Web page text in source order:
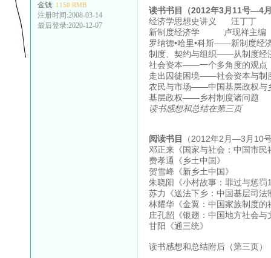
金钱: 1150 RMB
注册时间:2008-03-14
最后登录:2020-12-07
读书书目（2012年3月11号—4
经济学思想史讲义 汪丁丁
新制度经济学 卢现祥主编
罗纳德•哈里•科斯——新制度
制度、契约与组织——从制度经
社会资本——一个多角度的观点
走出囚徒困境——社会资本与制
农民与市场——中国基层政权
基层政权——乡村制度诸
读书感想和总结在第三页
阅读书目
（2012年2月—3月10
邓正来《国家与社会：中国市
费孝通《乡土中国》
贺雪峰《新乡土中国》
朱晓阳《小村故事：罪过与惩
苏力《送法下乡：中国基层司法
林耀华《金翼：中国家族制度的
庄孔韶《银翅：中国地方社会
甘阳《通三统》
读书感想和总结附后（第三页）